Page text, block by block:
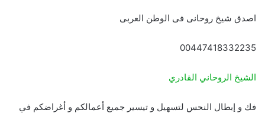
اصدق شيخ روحانى فى الوطن العربى
00447418332235
الشيخ الروحاني القادري
فك و إبطال النحس لتسهيل و تيسير جميع أعمالكم و أغراضكم في